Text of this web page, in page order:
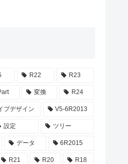
R22 R23
変換 R24
プデザイン V5-6R2013
設定 ツリー
データ 6R2015
R21 R20 R18